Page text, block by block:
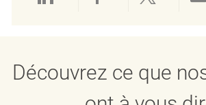
Partager via LinkedIn
Partager via
Découvrez ce que